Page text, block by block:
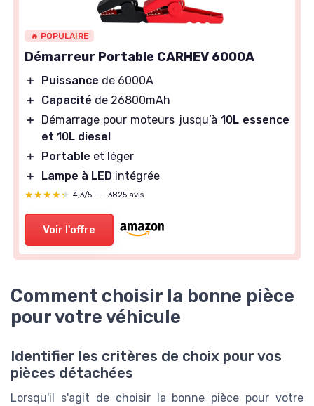
🔥 POPULAIRE
Démarreur Portable CARHEV 6000A
＋ Puissance de 6000A
＋
Capacité de 26800mAh
＋
Démarrage pour moteurs jusqu’à 10L essence
et 10L diesel
＋
Portable et léger
＋
Lampe à LED intégrée
★★★★★
★★★★★ 4,3/5 — 3825 avis
Voir l'offre
Comment choisir la bonne pièce
pour votre véhicule
Identifier les critères de choix pour vos
pièces détachées
Lorsqu'il s'agit de choisir la bonne pièce pour votre